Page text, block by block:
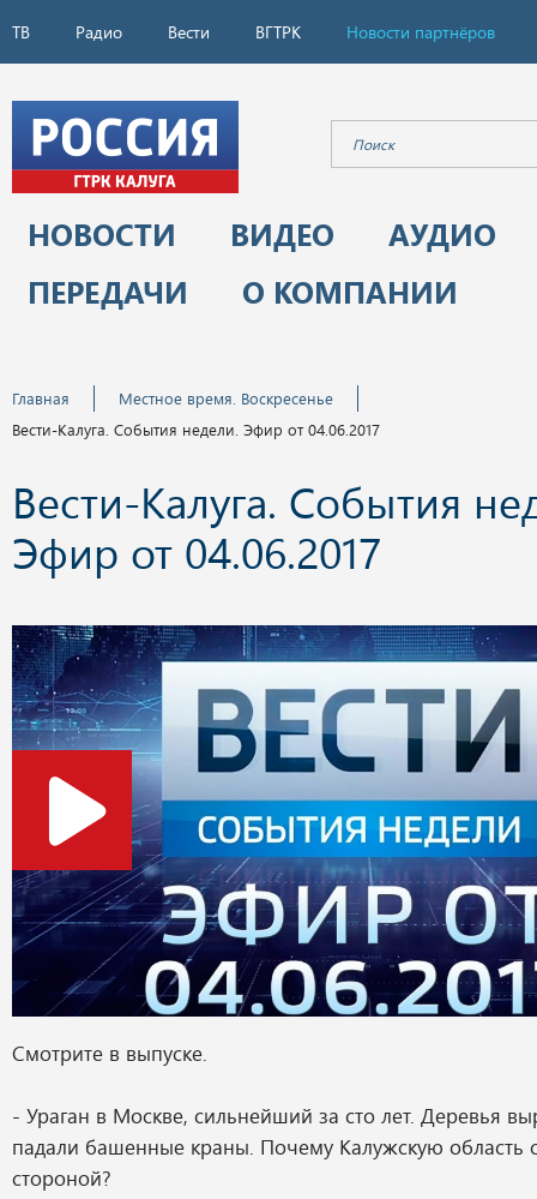
ТВ Радио Вести ВГТРК Новости партнёров
НОВОСТИ ВИДЕО
АУДИО
ПЕРЕДАЧИ
О КОМПАНИИ
Главная
Местное время. Воскресенье
Вести-Калуга. События недели. Эфир от 04.06.2017
Вести-Калуга. События
Эфир от 04.06.2017
Смотрите в выпуске.
- Ураган в Москве, сильнейший за сто лет. Деревья
падали башенные краны. Почему Калужскую область
стороной?